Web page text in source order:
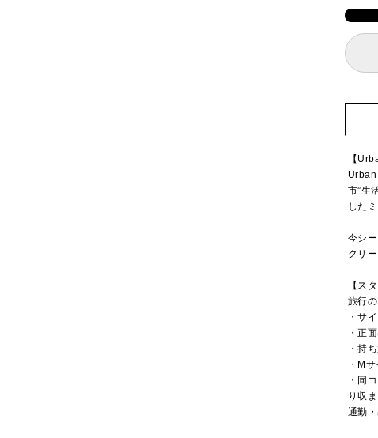
【
Urban
市”生
した
今シ
クリ
【ス
旅行
・サ
・正
・持
・M
・同
り収
通勤